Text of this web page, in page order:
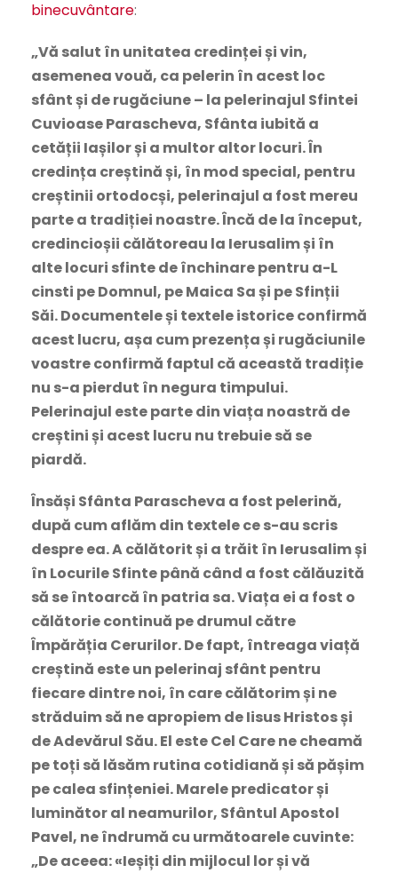
binecuvântare:
„Vă salut în unitatea credinței și vin,
asemenea vouă, ca pelerin în acest loc
sfânt și de rugăciune – la pelerinajul Sfintei
Cuvioase Parascheva, Sfânta iubită a
cetății Iașilor și a multor altor locuri. În
credința creștină și, în mod special, pentru
creștinii ortodocși, pelerinajul a fost mereu
parte a tradiției noastre. Încă de la început,
credincioșii călătoreau la Ierusalim și în
alte locuri sfinte de închinare pentru a-L
cinsti pe Domnul, pe Maica Sa și pe Sfinții
Săi. Documentele și textele istorice confirmă
acest lucru, așa cum prezența și rugăciunile
voastre confirmă faptul că această tradiție
nu s-a pierdut în negura timpului.
Pelerinajul este parte din viața noastră de
creștini și acest lucru nu trebuie să se
piardă.
Însăși Sfânta Parascheva a fost pelerină,
după cum aflăm din textele ce s-au scris
despre ea. A călătorit și a trăit în Ierusalim și
în Locurile Sfinte până când a fost călăuzită
să se întoarcă în patria sa. Viața ei a fost o
călătorie continuă pe drumul către
Împărăția Cerurilor. De fapt, întreaga viață
creștină este un pelerinaj sfânt pentru
fiecare dintre noi, în care călătorim și ne
străduim să ne apropiem de Iisus Hristos și
de Adevărul Său. El este Cel Care ne cheamă
pe toți să lăsăm rutina cotidiană și să pășim
pe calea sfințeniei. Marele predicator și
luminător al neamurilor, Sfântul Apostol
Pavel, ne îndrumă cu următoarele cuvinte:
„De aceea: «Ieșiți din mijlocul lor și vă